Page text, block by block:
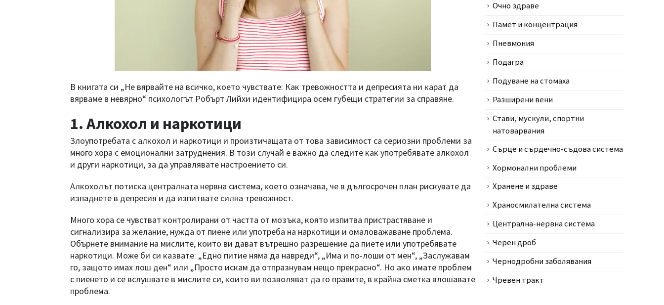
В книгата си „Не вярвайте на всичко, което чувствате: Как тревожността и депресията ни карат да
вярваме в невярно“ психологът Робърт Лийхи идентифицира осем губещи стратегии за справяне.
1. Алкохол и наркотици
Злоупотребата с алкохол и наркотици и произтичащата от това зависимост са сериозни проблеми за
много хора с емоционални затруднения. В този случай е важно да следите как употребявате алкохол
и други наркотици, за да управлявате настроението си.
Алкохолът потиска централната нервна система, което означава, че в дългосрочен план рискувате да
изпаднете в депресия и да изпитвате силна тревожност.
Много хора се чувстват контролирани от частта от мозъка, която изпитва пристрастяване и
сигнализира за желание, нужда от пиене или употреба на наркотици и омаловажаване проблема.
Обърнете внимание на мислите, които ви дават вътрешно разрешение да пиете или употребявате
наркотици. Може би си казвате: „Едно питие няма да навреди“, „Има и по-лоши от мен“, „Заслужавам
го, защото имах лош ден“ или „Просто искам да отпразнувам нещо прекрасно“. Но ако имате проблем
с пиенето и се вслушвате в мислите си, които ви позволяват да го правите, в крайна сметка влошавате
проблема.
Очно здраве
Памет и концентрация
Пневмония
Подагра
Подуване на стомаха
Разширени вени
Стави, мускули, спортни
натоварвания
Сърце и сърдечно-съдова система
Хормонални проблеми
Хранене и здраве
Храносмилателна система
Централна-нервна система
Черен дроб
Чернодробни заболявания
Чревен тракт